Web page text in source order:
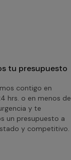
tu presupuesto
contigo en
hrs. o en menos de
y te
un presupuesto a
y competitivo.